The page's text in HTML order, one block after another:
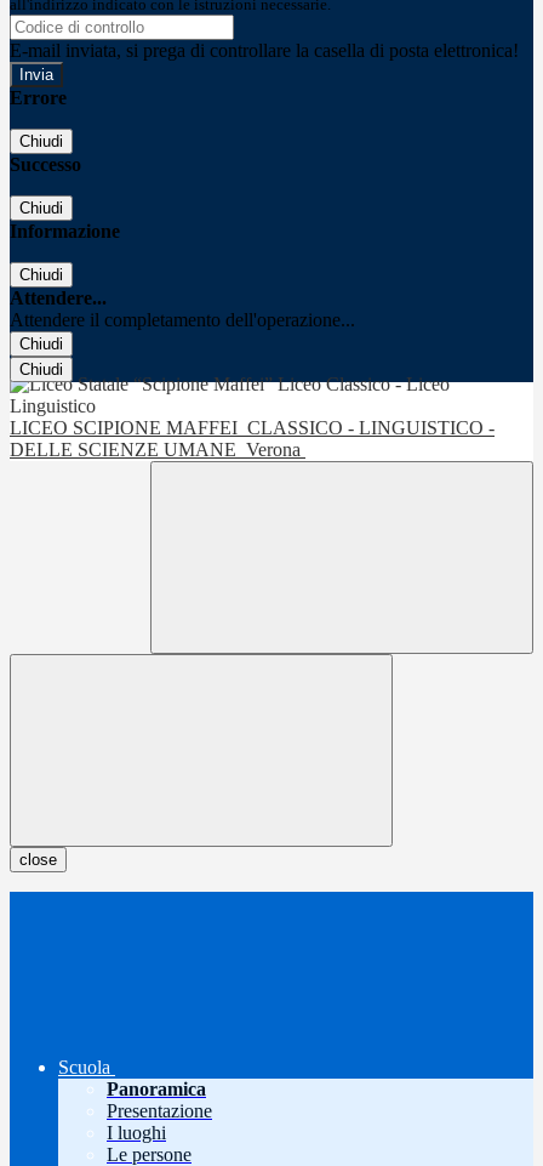
all'indirizzo indicato con le istruzioni necessarie.
E-mail inviata, si prega di controllare la casella di posta elettronica!
Errore
Chiudi
Successo
Chiudi
Informazione
Chiudi
Attendere...
Attendere il completamento dell'operazione...
Chiudi
Chiudi
LICEO SCIPIONE MAFFEI CLASSICO - LINGUISTICO -
DELLE SCIENZE UMANE Verona
close
Scuola
Panoramica
Presentazione
I luoghi
Le persone